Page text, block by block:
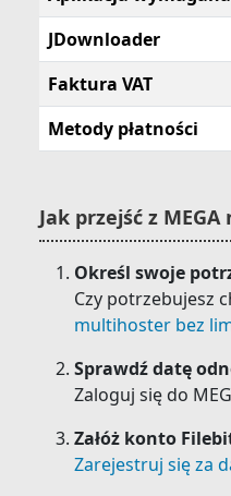
JDownloader
Faktura VAT
Metody płatności
Jak przejść z
Określ swoje
Czy potrzebujesz
multihoster bez
Sprawdź datę
Zaloguj się do
Załóż konto
Zarejestruj się za